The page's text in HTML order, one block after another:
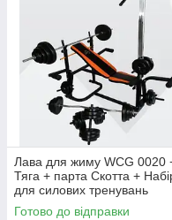
Лава для жиму WCG 0020
Тяга + парта Скотта +
для силових тренувань
штанги та гантелі 98 кг
Готово до відправки